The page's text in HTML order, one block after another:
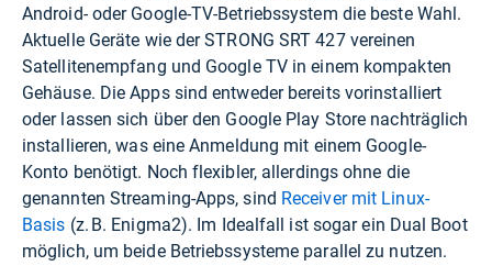
Android- oder Google-TV-Betriebssystem die beste Wahl.
Aktuelle Geräte wie der STRONG SRT 427 vereinen
Satellitenempfang und Google TV in einem kompakten
Gehäuse. Die Apps sind entweder bereits vorinstalliert
oder lassen sich über den Google Play Store nachträglich
installieren, was eine Anmeldung mit einem Google-
Konto benötigt. Noch flexibler, allerdings ohne die
genannten Streaming-Apps, sind Receiver mit Linux-
Basis (z. B. Enigma2). Im Idealfall ist sogar ein Dual Boot
möglich, um beide Betriebssysteme parallel zu nutzen.